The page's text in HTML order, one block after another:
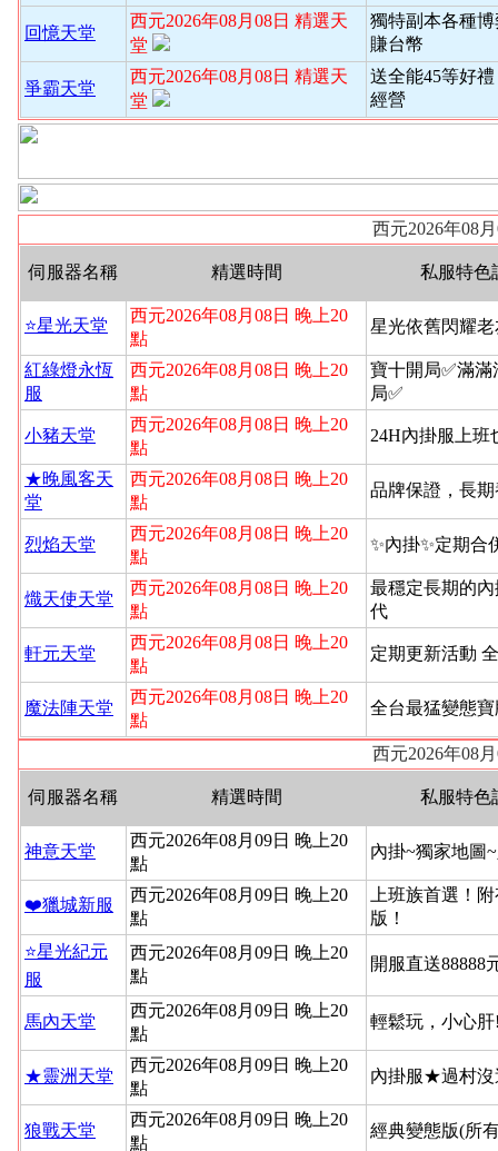
回憶天堂
西元2026年08月08日 精選天
堂
獨特副本各種
賺台幣
爭霸天堂
西元2026年08月08日 精選天
堂
送全能45等好
經營
西元2026年08
伺服器名稱 精選時間 私服特色
⭐️星光天堂
西元2026年08月08日 晚上20
點
星光依舊閃耀
紅綠燈永恆
服
西元2026年08月08日 晚上20
點
寶十開局✅滿滿
局✅
小豬天堂
西元2026年08月08日 晚上20
點
24H內掛服上班
★晚風客天
堂
西元2026年08月08日 晚上20
點
品牌保證，長
烈焰天堂
西元2026年08月08日 晚上20
點
✨內掛✨定期合
熾天使天堂
西元2026年08月08日 晚上20
點
最穩定長期的
代
軒元天堂
西元2026年08月08日 晚上20
點
定期更新活動
魔法陣天堂
西元2026年08月08日 晚上20
點
全台最猛變態寶
西元2026年08
伺服器名稱 精選時間 私服特色
神意天堂
西元2026年08月09日 晚上20
點
內掛~獨家地圖
❤️獵城新服
西元2026年08月09日 晚上20
點
上班族首選！
版！
⭐星光紀元
服
西元2026年08月09日 晚上20
點
開服直送88888
馬內天堂
西元2026年08月09日 晚上20
點
輕鬆玩，小心
★靈洲天堂
西元2026年08月09日 晚上20
點
內掛服★過村
狼戰天堂
西元2026年08月09日 晚上20
點
經典變態版(所